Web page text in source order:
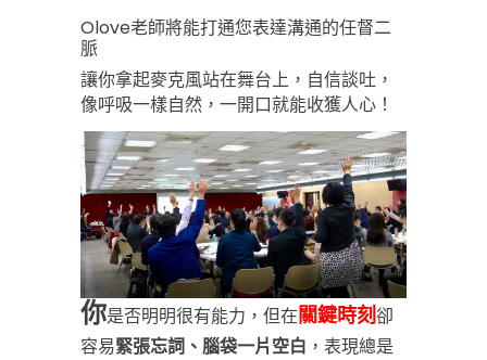
Olove老師將能打通您表達溝通的任督二
脈
讓你拿起麥克風站在舞台上， 自信談吐，
像呼吸一樣自然， 一開口就能收獲人心！
你是否明明很有能力，但在關鍵時刻卻
容易緊張忘詞、腦袋一片空白 ，表現總是